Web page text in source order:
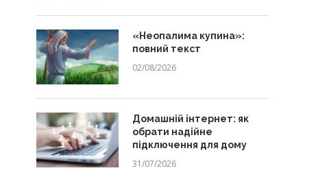
«Неопалима купина»:
повний текст
02/08/2026
Домашній інтернет: як
обрати надійне
підключення для дому
31/07/2026